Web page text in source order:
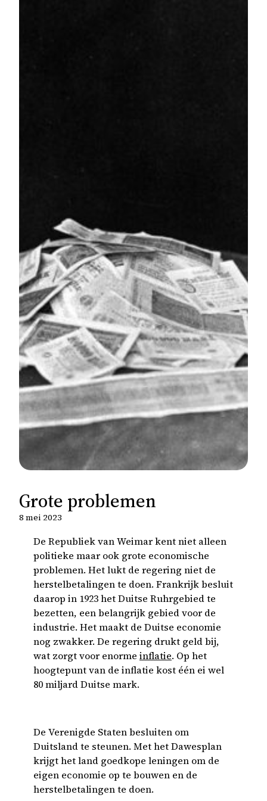
Grote problemen
8 mei 2023
De Republiek van Weimar kent niet alleen
politieke maar ook grote economische
problemen. Het lukt de regering niet de
herstelbetalingen te doen. Frankrijk besluit
daarop in 1923 het Duitse Ruhrgebied te
bezetten, een belangrijk gebied voor de
industrie. Het maakt de Duitse economie
nog zwakker. De regering drukt geld bij,
wat zorgt voor enorme inflatie. Op het
hoogtepunt van de inflatie kost één ei wel
80 miljard Duitse mark.
De Verenigde Staten besluiten om
Duitsland te steunen. Met het Dawesplan
krijgt het land goedkope leningen om de
eigen economie op te bouwen en de
herstelbetalingen te doen.